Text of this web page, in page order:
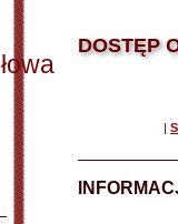
DOSTĘP
|